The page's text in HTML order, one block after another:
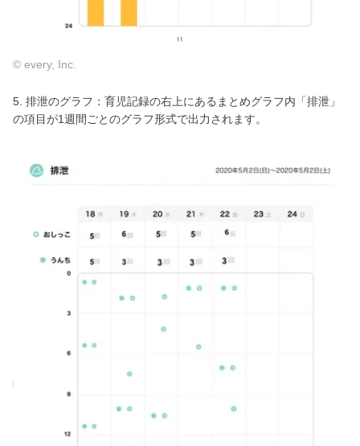
© every, Inc.
5. 排泄のグラフ：育児記録の右上にあるまとめグラフ内「排泄」
の項目が1週間ごとのグラフ形式で出力されます。